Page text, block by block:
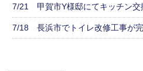
7/21 甲賀市Y様邸にてキッチン交
7/18 長浜市でトイレ改修工事が